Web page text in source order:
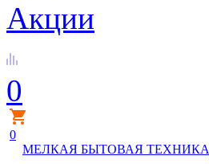
Акции
0
0
МЕЛКАЯ БЫТОВАЯ ТЕХНИКА